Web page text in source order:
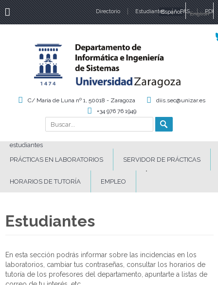
Directorio Estudiantes PAS PDI
Idiomas
Español English
Formulario de búsqueda
Buscar
C/ María de Luna nº 1, 50018 - Zaragoza
diis.sec@unizar.es
+34 976 76 1949
estudiantes
PRÁCTICAS EN LABORATORIOS
SERVIDOR DE PRÁCTICAS
HORARIOS DE TUTORÍA EMPLEO
Estudiantes
En esta sección podrás informar sobre las incidencias en los
laboratorios, cambiar tus contraseñas, consultar los horarios de
tutoría de los profesores del departamento, apuntarte a listas de